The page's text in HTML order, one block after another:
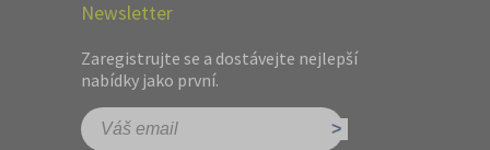
Newsletter
Zaregistrujte se a dostávejte nejlepší
nabídky jako první.